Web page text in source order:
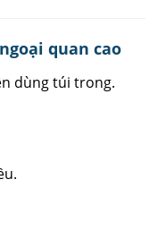
quan cao
dùng túi trong.